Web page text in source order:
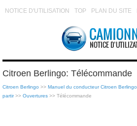
NOTICE D'UTILISATION TOP PLAN DU SITE
Citroen Berlingo: Télécommande
Citroen Berlingo >> Manuel du conducteur Citroen Berlingo
partir>> Ouvertures >> Télécommande